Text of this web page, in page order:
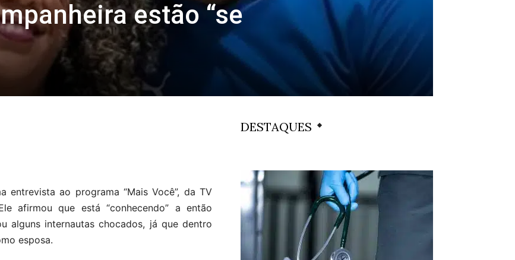
estão “se
entrevista ao programa “Mais Você”, da TV
afirmou que está “conhecendo” a então
alguns internautas chocados, já que dentro
esposa.
DESTAQUES